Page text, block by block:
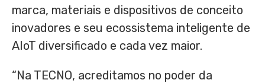
marca, materiais e dispositivos de conceito
inovadores e seu ecossistema inteligente de
AIoT diversificado e cada vez maior.
“Na TECNO, acreditamos no poder da